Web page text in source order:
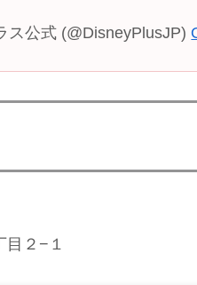
ス公式 (@DisneyPlusJP)
２−１